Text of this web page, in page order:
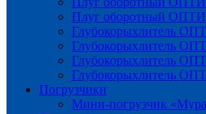
Плуг оборотный
Глубокорыхлитель
Глубокорыхлитель
Глубокорыхлитель
Глубокорыхлитель
Погрузчики
Мини-погрузчик